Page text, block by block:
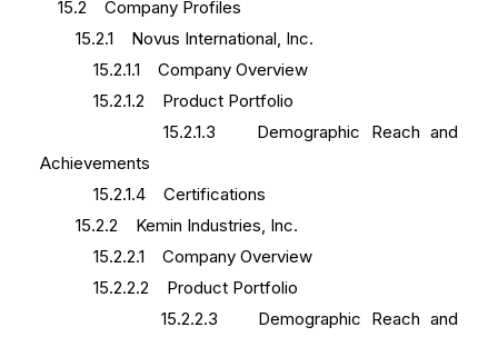
15.2 Company Profiles
15.2.1 Novus International, Inc.
15.2.1.1 Company Overview
15.2.1.2 Product Portfolio
15.2.1.3 Demographic Reach and
Achievements
15.2.1.4 Certifications
15.2.2 Kemin Industries, Inc.
15.2.2.1 Company Overview
15.2.2.2 Product Portfolio
15.2.2.3 Demographic Reach and